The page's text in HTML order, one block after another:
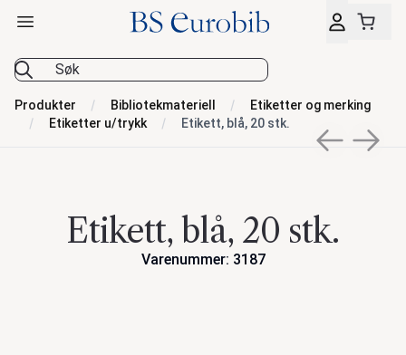
BS Eurobib
Åpne hovedmeny
Produkter Bibliotekmateriell
Etiketter og merking
Etiketter u/trykk
Etikett, blå, 20 stk.
Previous
Next
Etikett, blå, 20 stk.
Varenummer: 3187